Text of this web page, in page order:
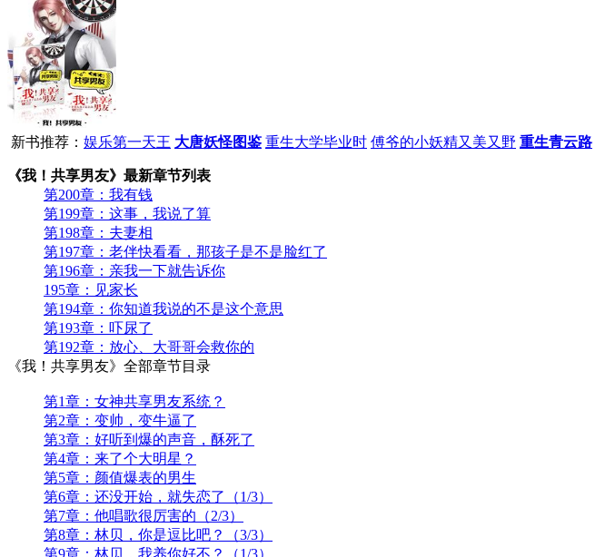
新书推荐： 娱乐第一天王 大唐妖怪图鉴 重生大学毕业时 傅爷的小妖精又美又野 重生青云路
《我！共享男友》最新章节列表
第200章：我有钱
第199章：这事，我说了算
第198章：夫妻相
第197章：老伴快看看，那孩子是不是脸红了
第196章：亲我一下就告诉你
195章：见家长
第194章：你知道我说的不是这个意思
第193章：吓尿了
第192章：放心、大哥哥会救你的
《我！共享男友》全部章节目录
第1章：女神共享男友系统？
第2章：变帅，变牛逼了
第3章：好听到爆的声音，酥死了
第4章：来了个大明星？
第5章：颜值爆表的男生
第6章：还没开始，就失恋了（1/3）
第7章：他唱歌很厉害的（2/3）
第8章：林贝，你是逗比吧？（3/3）
第9章：林贝，我养你好不？（1/3）